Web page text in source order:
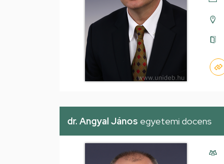
dr. Angyal János egyetemi docens